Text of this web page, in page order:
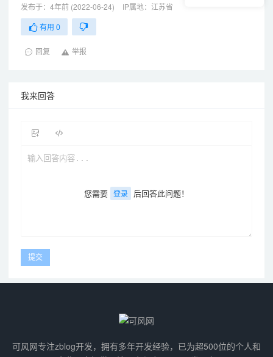
发布于：4年前 (2022-06-24) IP属地：江苏省
有用 0
回复 举报
我来回答
您需要 登录 后回答此问题！
可风网专注zblog开发，拥有多年开发经验，已为超500位的个人和